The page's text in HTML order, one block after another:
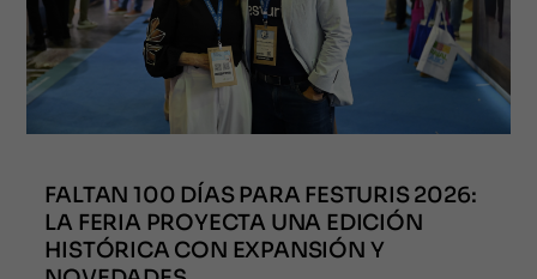
FALTAN 100 DÍAS PARA FESTURIS 2026:
LA FERIA PROYECTA UNA EDICIÓN
HISTÓRICA CON EXPANSIÓN Y